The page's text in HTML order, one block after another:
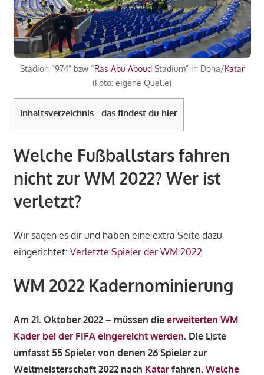
Stadion “974” bzw “Ras Abu AboudStadium” in Doha/Katar
(Foto: eigene Quelle)
Inhaltsverzeichnis - das findest du hier
Welche Fußballstars fahren
nicht zur WM 2022? Wer ist
verletzt?
Wir sagen es dir und haben eine extra Seite dazu
eingerichtet: Verletzte Spieler der WM 2022
WM 2022 Kadernominierung
Am 21. Oktober 2022 – müssen die erweiterten WM
Kader bei der FIFA eingereicht werden. Die Liste
umfasst 55 Spieler von denen 26 Spieler zur
Weltmeisterschaft 2022 nach Katarfahren. Welche